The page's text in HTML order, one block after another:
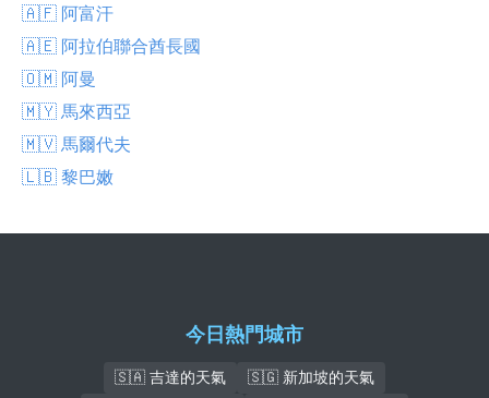
🇦🇫 阿富汗
🇦🇪 阿拉伯聯合酋長國
🇴🇲 阿曼
🇲🇾 馬來西亞
🇲🇻 馬爾代夫
🇱🇧 黎巴嫩
今日熱門城市
🇸🇦 吉達的天氣
🇸🇬 新加坡的天氣